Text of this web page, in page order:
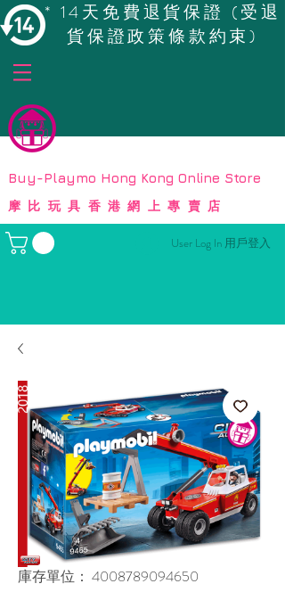
* 14天免費退貨保證 (受退
貨保證政策條款約束)
© Copyright
Buy-Playmo Hong Kong Online Store
摩比玩具香港網上專賣店
User Log In 用戶登入
庫存單位： 4008789094650